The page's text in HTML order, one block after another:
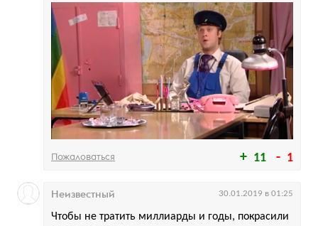
11 1
Пожаловаться
Чтобы не тратить миллиарды и годы, покрасили
Неизвестный 30.01.2019 в 01:25